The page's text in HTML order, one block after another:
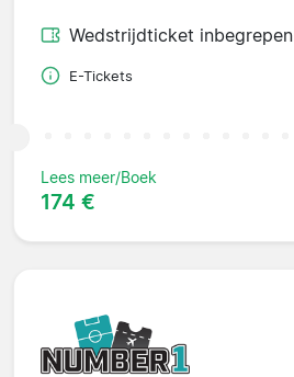
Wedstrijdticket inbegrepen
E-Tickets
Lees meer/Boek
174 €